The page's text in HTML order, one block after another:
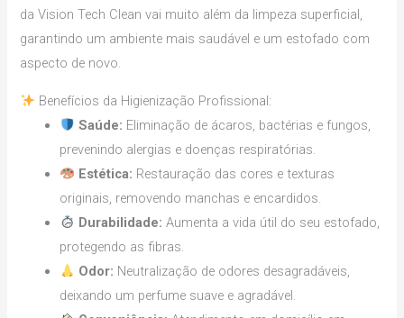
da Vision Tech Clean vai muito além da limpeza superficial,
garantindo um ambiente mais saudável e um estofado com
aspecto de novo.
Benefícios da Higienização Profissional:
Saúde: Eliminação de ácaros, bactérias e fungos,
prevenindo alergias e doenças respiratórias.
Estética: Restauração das cores e texturas
originais, removendo manchas e encardidos.
Durabilidade: Aumenta a vida útil do seu estofado,
protegendo as fibras.
Odor: Neutralização de odores desagradáveis,
deixando um perfume suave e agradável.